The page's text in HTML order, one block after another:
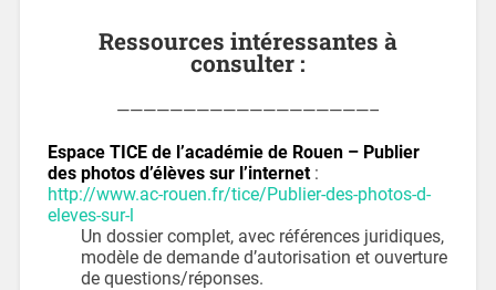
Ressources intéressantes à
consulter :
———————————————————–
Espace TICE de l’académie de Rouen – Publier
des photos d’élèves sur l’internet:
http://www.ac-rouen.fr/tice/Publier-des-photos-d-
eleves-sur-l
Un dossier complet, avec références juridiques,
modèle de demande d’autorisation et ouverture
de questions/réponses.